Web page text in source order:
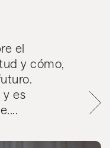
el
y cómo,
y es